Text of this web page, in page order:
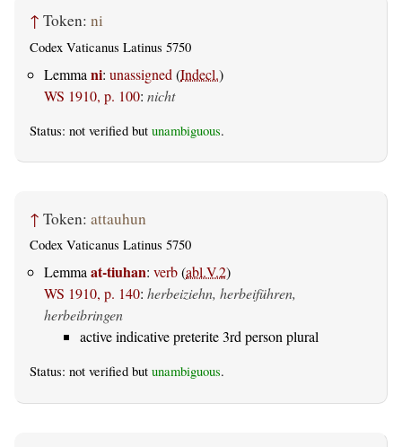
↑ Token: ni
Codex Vaticanus Latinus 5750
Lemma ni: unassigned (Indecl.)
WS 1910, p. 100: nicht
Status: not verified but unambiguous.
↑ Token: attauhun
Codex Vaticanus Latinus 5750
Lemmaat-tiuhan: verb(abl.V.2)
WS 1910, p. 140: herbeiziehn, herbeiführen,
herbeibringen
active indicative preterite 3rd person plural
Status: not verified but unambiguous.